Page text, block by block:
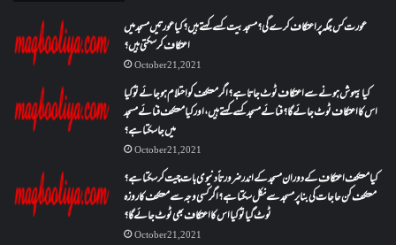
عورت کس جگہ پر اعتکاف کرے گی؟مسجد بیت کسے کہتے ہیں؟کیا عورتیں مسجد میں
اعتکاف کر سکتی ہیں؟
October 21, 2021
کیا بیہوش ہونے سے اعتکاف ٹوٹ جاتا ہے؟ اگر معتکف کو احتلام ہو جائے تو کیا
اس کا اعتکاف ٹوٹ جائے گا؟فنائے مسجد کسے کہتے ہیں ، اور کیا معتکف فنائے مسجد
میں جا سکتا ہے؟
October 21, 2021
کیا معتکف اعتکاف کے دوران مسجد کے اندر ضرورتاً دنیوی بات چیت کر سکتا ہے؟
معتکف کن حاجات کی بنا پر مسجد سے نکل سکتا ہے؟ اگر کسی وجہ سے معتکف کا روزہ
ٹوٹ گیا تو کیا اس کا اعتکاف بھی ٹوٹ جائے گا؟
October 21, 2021